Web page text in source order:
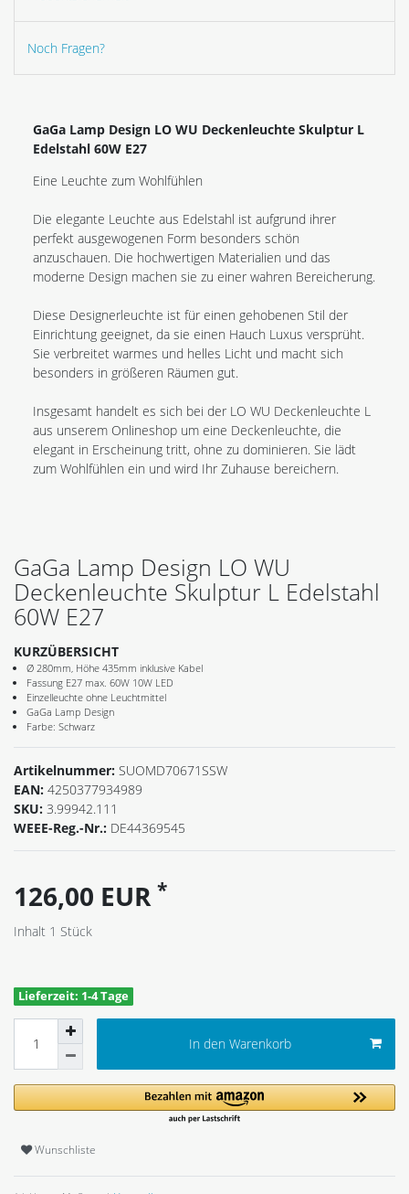
Noch Fragen?
GaGa Lamp Design LO WU Deckenleuchte Skulptur L
Edelstahl 60W E27
Eine Leuchte zum Wohlfühlen
Die elegante Leuchte aus Edelstahl ist aufgrund ihrer
perfekt ausgewogenen Form besonders schön
anzuschauen. Die hochwertigen Materialien und das
moderne Design machen sie zu einer wahren Bereicherung.
Diese Designerleuchte ist für einen gehobenen Stil der
Einrichtung geeignet, da sie einen Hauch Luxus versprüht.
Sie verbreitet warmes und helles Licht und macht sich
besonders in größeren Räumen gut.
Insgesamt handelt es sich bei der LO WU Deckenleuchte L
aus unserem Onlineshop um eine Deckenleuchte, die
elegant in Erscheinung tritt, ohne zu dominieren. Sie lädt
zum Wohlfühlen ein und wird Ihr Zuhause bereichern.
GaGa Lamp Design LO WU
Deckenleuchte Skulptur L Edelstahl
60W E27
KURZÜBERSICHT
Ø 280mm, Höhe 435mm inklusive Kabel
Fassung E27 max. 60W 10W LED
Einzelleuchte ohne Leuchtmittel
GaGa Lamp Design
Farbe: Schwarz
Artikelnummer: SUOMD70671SSW
EAN: 4250377934989
SKU: 3.99942.111
WEEE-Reg.-Nr.: DE44369545
126,00 EUR *
Inhalt 1 Stück
Lieferzeit: 1-4 Tage
In den Warenkorb
Wunschliste